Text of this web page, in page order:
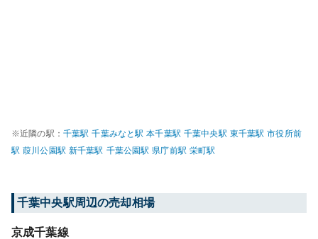
※近隣の駅： 千葉駅 千葉みなと駅 本千葉駅 千葉中央駅 東千葉駅 市役所前
駅 葭川公園駅 新千葉駅 千葉公園駅 県庁前駅 栄町駅
千葉中央駅周辺の売却相場
京成千葉線